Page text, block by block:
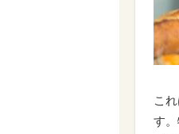
こ
す